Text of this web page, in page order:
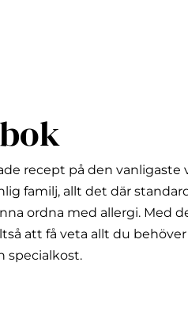
recept på den vanligaste
familj, allt det där
ordna med allergi. Med
att få veta allt du
specialkost.